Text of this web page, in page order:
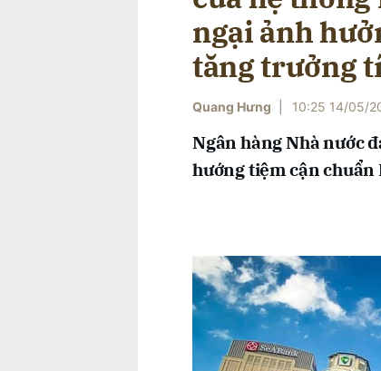
ngại ảnh
tăng trưởng
Quang Hưng 10:25 14/05/
Ngân hàng Nhà nước
hướng tiệm cận chuẩn